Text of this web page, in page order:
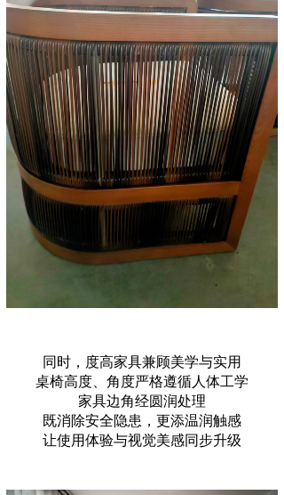
同时，度高家具兼顾美学与实用
桌椅高度、角度严格遵循人体工学
家具边角经圆润处理
既消除安全隐患，更添温润触感
让使用体验与视觉美感同步升级